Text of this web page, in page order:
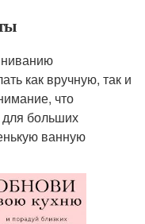
как вручную, так и
что
для больших
ванную